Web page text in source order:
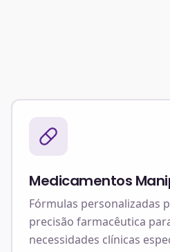
Medicamentos
Fórmulas personalizadas
precisão farmacêutica
necessidades clínicas